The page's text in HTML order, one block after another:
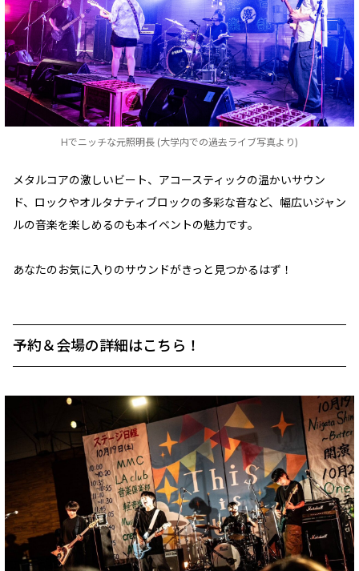
Hでニッチな元照明長 (大学内での過去ライブ写真より)
メタルコアの激しいビート、アコースティックの温かいサウン
ド、ロックやオルタナティブロックの多彩な音など、幅広いジャン
ルの音楽を楽しめるのも本イベントの魅力です。
あなたのお気に入りのサウンドがきっと見つかるはず！
予約＆会場の詳細はこちら！